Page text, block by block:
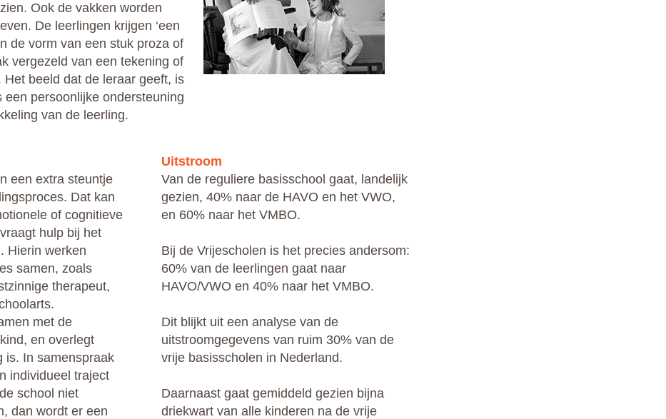
Ook de vakken worden
De leerlingen krijgen ‘een
de vorm van een stuk proza of
vergezeld van een tekening of
Het beeld dat de leraar geeft, is
een persoonlijke ondersteuning
van de leerling.
een extra steuntje
Dat kan
of cognitieve
hulp bij het
Hierin werken
samen, zoals
therapeut,
met de
en overlegt
is. In samenspraak
individueel traject
school niet
dan wordt er een
Uitstroom
Van de reguliere basisschool gaat, landelijk
gezien, 40% naar de HAVO en het VWO,
en 60% naar het VMBO.
Bij de Vrijescholen is het precies andersom:
60% van de leerlingen gaat naar
HAVO/VWO en 40% naar het VMBO.
Dit blijkt uit een analyse van de
uitstroomgegevens van ruim 30% van de
vrije basisscholen in Nederland.
Daarnaast gaat gemiddeld gezien bijna
driekwart van alle kinderen na de vrije